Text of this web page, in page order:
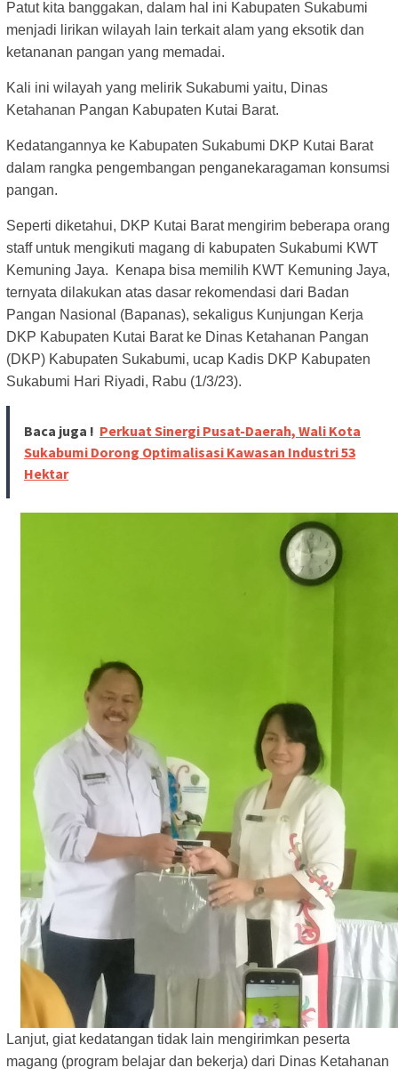
Patut kita banggakan, dalam hal ini Kabupaten Sukabumi
menjadi lirikan wilayah lain terkait alam yang eksotik dan
ketananan pangan yang memadai.
Kali ini wilayah yang melirik Sukabumi yaitu, Dinas
Ketahanan Pangan Kabupaten Kutai Barat.
Kedatangannya ke Kabupaten Sukabumi DKP Kutai Barat
dalam rangka pengembangan penganekaragaman konsumsi
pangan.
Seperti diketahui, DKP Kutai Barat mengirim beberapa orang
staff untuk mengikuti magang di kabupaten Sukabumi KWT
Kemuning Jaya. Kenapa bisa memilih KWT Kemuning Jaya,
ternyata dilakukan atas dasar rekomendasi dari Badan
Pangan Nasional (Bapanas), sekaligus Kunjungan Kerja
DKP Kabupaten Kutai Barat ke Dinas Ketahanan Pangan
(DKP) Kabupaten Sukabumi, ucap Kadis DKP Kabupaten
Sukabumi Hari Riyadi, Rabu (1/3/23).
Baca juga ! Perkuat Sinergi Pusat-Daerah, Wali Kota
Sukabumi Dorong Optimalisasi Kawasan Industri 53
Hektar
Lanjut, giat kedatangan tidak lain mengirimkan peserta
magang (program belajar dan bekerja) dari Dinas Ketahanan